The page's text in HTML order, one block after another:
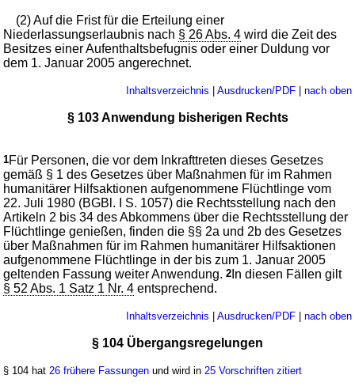
(2) Auf die Frist für die Erteilung einer
Niederlassungserlaubnis nach § 26 Abs. 4 wird die Zeit des
Besitzes einer Aufenthaltsbefugnis oder einer Duldung vor
dem 1. Januar 2005 angerechnet.
Inhaltsverzeichnis Ausdrucken/PDF| nach oben
§ 103 Anwendung bisherigen Rechts
1Für Personen, die vor dem Inkrafttreten dieses Gesetzes
gemäß § 1 des Gesetzes über Maßnahmen für im Rahmen
humanitärer Hilfsaktionen aufgenommene Flüchtlinge vom
22. Juli 1980 (BGBl. I S. 1057) die Rechtsstellung nach den
Artikeln 2 bis 34 des Abkommens über die Rechtsstellung der
Flüchtlinge genießen, finden die §§ 2a und 2b des Gesetzes
über Maßnahmen für im Rahmen humanitärer Hilfsaktionen
aufgenommene Flüchtlinge in der bis zum 1. Januar 2005
geltenden Fassung weiter Anwendung.2 In diesen Fällen gilt
§ 52 Abs. 1 Satz 1 Nr. 4 entsprechend.
Inhaltsverzeichnis Ausdrucken/PDF| nach oben
§ 104 Übergangsregelungen
§ 104 hat26 frühere Fassungen und wird in25 Vorschriften zitiert